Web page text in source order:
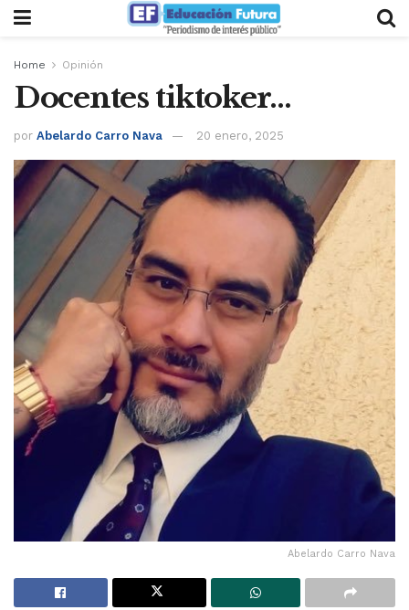
Home Opinión
Docentes tiktoker…
por Abelardo Carro Nava 20 enero, 2025
Abelardo Carro Nava